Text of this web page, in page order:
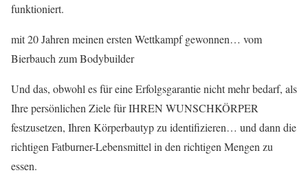
funktioniert.
mit 20 Jahren meinen ersten Wettkampf gewonnen… vom
Bierbauch zum Bodybuilder
Und das, obwohl es für eine Erfolgsgarantie nicht mehr bedarf, als
Ihre persönlichen Ziele für IHREN WUNSCHKÖRPER
festzusetzen, Ihren Körperbautyp zu identifizieren… und dann die
richtigen Fatburner-Lebensmittel in den richtigen Mengen zu
essen.